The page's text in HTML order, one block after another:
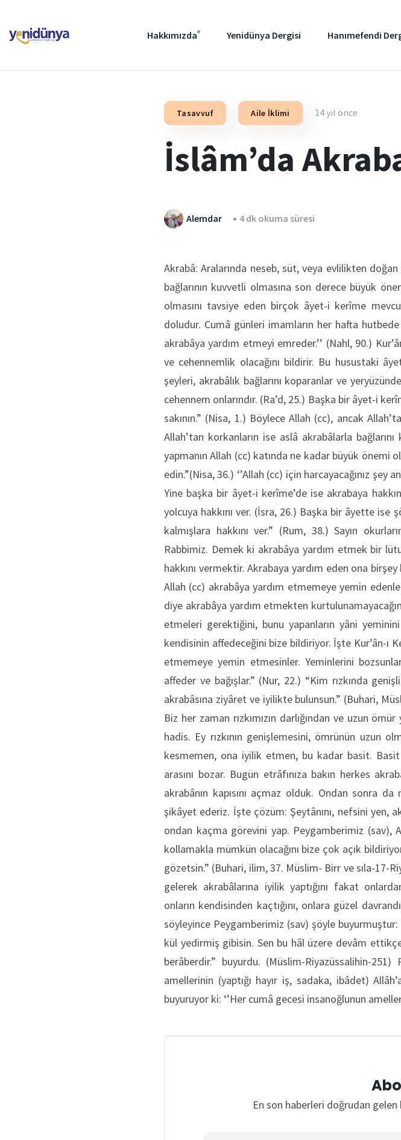
Hakkımızda Yenidünya Dergisi Hanımefendi
Tasavvuf Aile İklimi 14 yıl önce
İslâm’da
Alemdar 4 dk okuma süresi
Akrabâ: Aralarında neseb, süt, veya evlilikten
bağlarının kuvvetli olmasına son derece büyük
olmasını tavsiye eden birçok âyet-i kerîme
doludur. Cumâ günleri imamların her hafta
akrabâya yardım etmeyi emreder.’’ (Nahl, 90.)
ve cehennemlik olacağını bildirir. Bu husustaki
şeyleri, akrabâlık bağlarını koparanlar ve
cehennem onlarındır. (Ra’d, 25.) Başka bir âyet-i
sakının.” (Nisa, 1.) Böylece Allah (cc), ancak
Allah’tan korkanların ise aslâ akrabâlarla
yapmanın Allah (cc) katında ne kadar büyük önemi
edin.”(Nisa, 36.) ‘’Allah (cc) için harcayacağınız
Yine başka bir âyet-i kerîme’de ise akrabaya
yolcuya hakkını ver. (İsra, 26.) Başka bir âyette ise
kalmışlara hakkını ver.” (Rum, 38.) Sayın
Rabbimiz. Demek ki akrabâya yardım etmek bir
hakkını vermektir. Akrabaya yardım eden ona
Allah (cc) akrabâya yardım etmemeye yemin
diye akrabâya yardım etmekten
etmeleri gerektiğini, bunu yapanların yâni
kendisinin affedeceğini bize bildiriyor. İşte Kur’ân-ı
etmemeye yemin etmesinler. Yeminlerini
affeder ve bağışlar.” (Nur, 22.) “Kim rızkında
akrabâsına ziyâret ve iyilikte bulunsun.” (Buhari,
Biz her zaman rızkımızın darlığından ve uzun
hadis. Ey rızkının genişlemesini, ömrünün uzun
kesmemen, ona iyilik etmen, bu kadar basit.
arasını bozar. Bugün etrâfınıza bakın herkes
akrabânın kapısını açmaz olduk. Ondan sonra
şikâyet ederiz. İşte çözüm: Şeytânını, nefsini yen,
ondan kaçma görevini yap. Peygamberimiz (sav),
kollamakla mümkün olacağını bize çok açık
gözetsin.” (Buhari, ilim, 37. Müslim- Birr ve sıla-17-
gelerek akrabâlarına iyilik yaptığını fakat
onların kendisinden kaçtığını, onlara güzel
söyleyince Peygamberimiz (sav) şöyle
kül yedirmiş gibisin. Sen bu hâl üzere devâm
berâberdir.” buyurdu. (Müslim-Riyazüssalihin-
amellerinin (yaptığı hayır iş, sadaka, ibâdet)
buyuruyor ki: ‘’Her cumâ gecesi insanoğlunun
En son haberleri doğrudan gelen